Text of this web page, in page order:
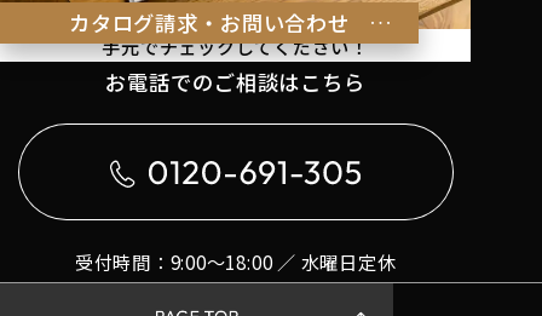
カタログ請求・お問い合わせ
理想の暮らしのヒントを
手元でチェックしてください！
お電話でのご相談はこちら
受付時間：9:00〜18:00 ／ 水曜日定休